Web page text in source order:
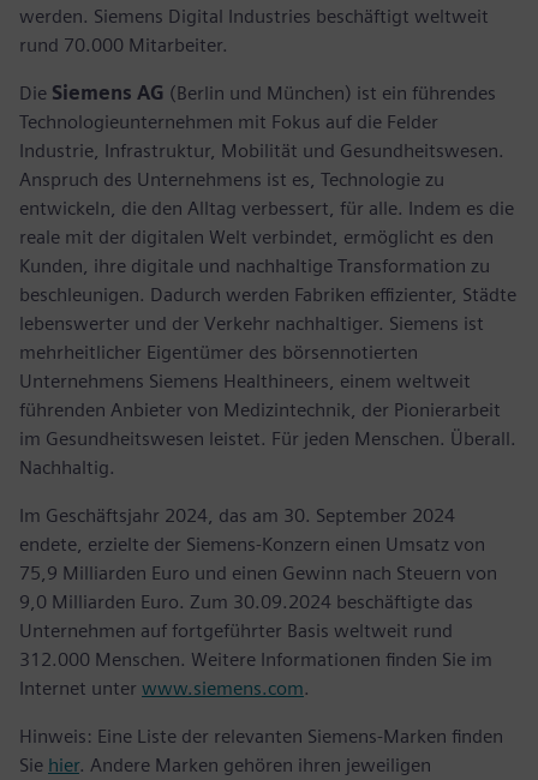
werden. Siemens Digital Industries beschäftigt weltweit
rund 70.000 Mitarbeiter.
Die Siemens AG (Berlin und München) ist ein führendes
Technologieunternehmen mit Fokus auf die Felder
Industrie, Infrastruktur, Mobilität und Gesundheitswesen.
Anspruch des Unternehmens ist es, Technologie zu
entwickeln, die den Alltag verbessert, für alle. Indem es die
reale mit der digitalen Welt verbindet, ermöglicht es den
Kunden, ihre digitale und nachhaltige Transformation zu
beschleunigen. Dadurch werden Fabriken effizienter, Städte
lebenswerter und der Verkehr nachhaltiger. Siemens ist
mehrheitlicher Eigentümer des börsennotierten
Unternehmens Siemens Healthineers, einem weltweit
führenden Anbieter von Medizintechnik, der Pionierarbeit
im Gesundheitswesen leistet. Für jeden Menschen. Überall.
Nachhaltig.
Im Geschäftsjahr 2024, das am 30. September 2024
endete, erzielte der Siemens-Konzern einen Umsatz von
75,9 Milliarden Euro und einen Gewinn nach Steuern von
9,0 Milliarden Euro. Zum 30.09.2024 beschäftigte das
Unternehmen auf fortgeführter Basis weltweit rund
312.000 Menschen. Weitere Informationen finden Sie im
Internet unter www.siemens.com.
Hinweis: Eine Liste der relevanten Siemens-Marken finden
Sie hier. Andere Marken gehören ihren jeweiligen